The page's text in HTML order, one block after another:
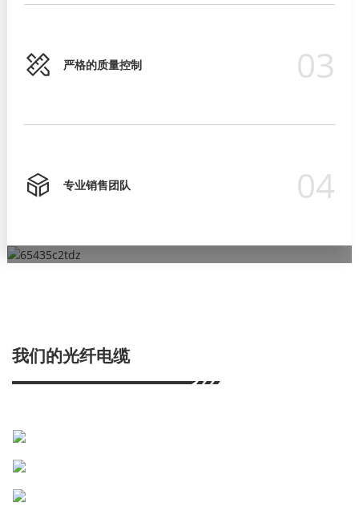
严格的质量控制 03
专业销售团队 04
严格的质量控制
专业销售团队
我们的光纤电缆